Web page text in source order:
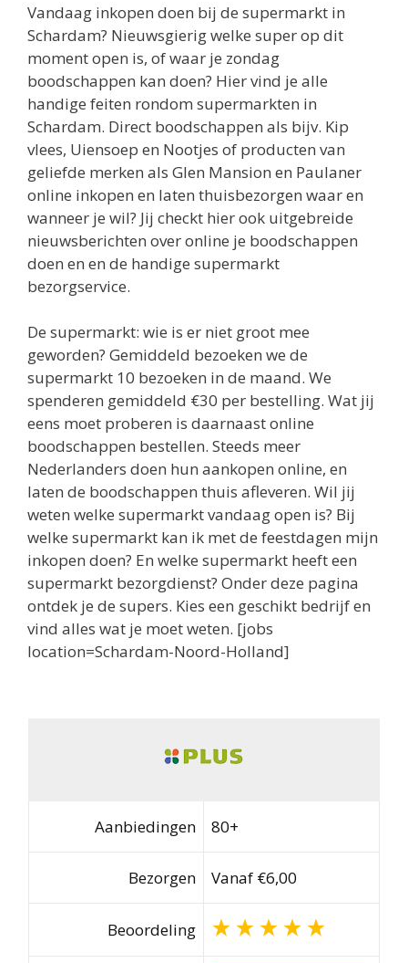
Vandaag inkopen doen bij de supermarkt in
Schardam? Nieuwsgierig welke super op dit
moment open is, of waar je zondag
boodschappen kan doen? Hier vind je alle
handige feiten rondom supermarkten in
Schardam. Direct boodschappen als bijv. Kip
vlees, Uiensoep en Nootjes of producten van
geliefde merken als Glen Mansion en Paulaner
online inkopen en laten thuisbezorgen waar en
wanneer je wil? Jij checkt hier ook uitgebreide
nieuwsberichten over online je boodschappen
doen en en de handige supermarkt
bezorgservice.
De supermarkt: wie is er niet groot mee
geworden? Gemiddeld bezoeken we de
supermarkt 10 bezoeken in de maand. We
spenderen gemiddeld €30 per bestelling. Wat jij
eens moet proberen is daarnaast online
boodschappen bestellen. Steeds meer
Nederlanders doen hun aankopen online, en
laten de boodschappen thuis afleveren. Wil jij
weten welke supermarkt vandaag open is? Bij
welke supermarkt kan ik met de feestdagen mijn
inkopen doen? En welke supermarkt heeft een
supermarkt bezorgdienst? Onder deze pagina
ontdek je de supers. Kies een geschikt bedrijf en
vind alles wat je moet weten. [jobs
location=Schardam-Noord-Holland]
Aanbiedingen 80+
Bezorgen Vanaf €6,00
Beoordeling